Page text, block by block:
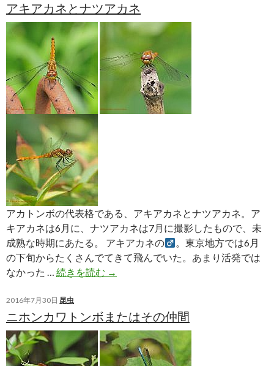
オ
カ
ト
ン
アキアカネとナツアカネ
アカトンボの代表格である、アキアカネとナツアカネ。ア
キアカネは6月に、ナツアカネは7月に撮影したもので、未
成熟な時期にあたる。 アキアカネの
。東京地方では6月
の下旬からたくさんでてきて飛んでいた。あまり活発では
なかった … 続きを読む ア
カ
ネ
と
ナ
→
2016年7月30日 昆虫
ニホンカワトンボまたはその仲間